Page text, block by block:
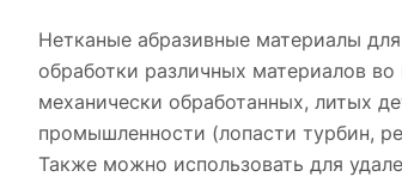
Нетканые абразивные материалы
обработки различных материалов
механически обработанных, литых
промышленности (лопасти турбин,
Также можно использовать для